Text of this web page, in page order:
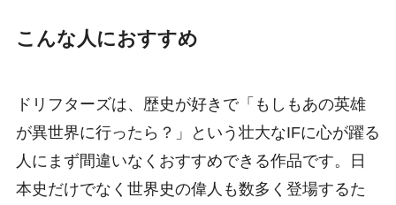
こんな人におすすめ
ドリフターズは、歴史が好きで「もしもあの英雄
が異世界に行ったら？」という壮大なIFに心が躍る
人にまず間違いなくおすすめできる作品です。日
本史だけでなく世界史の偉人も数多く登場するた